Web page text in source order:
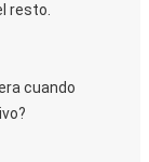
resto.
cuando